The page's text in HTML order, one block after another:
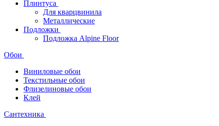
Плинтуса
Для кварцвинила
Металлические
Подложки
Подложка Alpine Floor
Обои
Виниловые обои
Текстильные обои
Флизелиновые обои
Клей
Сантехника